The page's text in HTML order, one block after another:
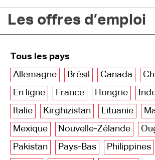
Le français en ligne
Les offres d’emploi
Tous les pays
Allemagne
Brésil Canada
En ligne
France Hongrie
Italie
Kirghizistan Lituanie
Mexique
Nouvelle-Zélande
Pakistan
Pays-Bas Philippines